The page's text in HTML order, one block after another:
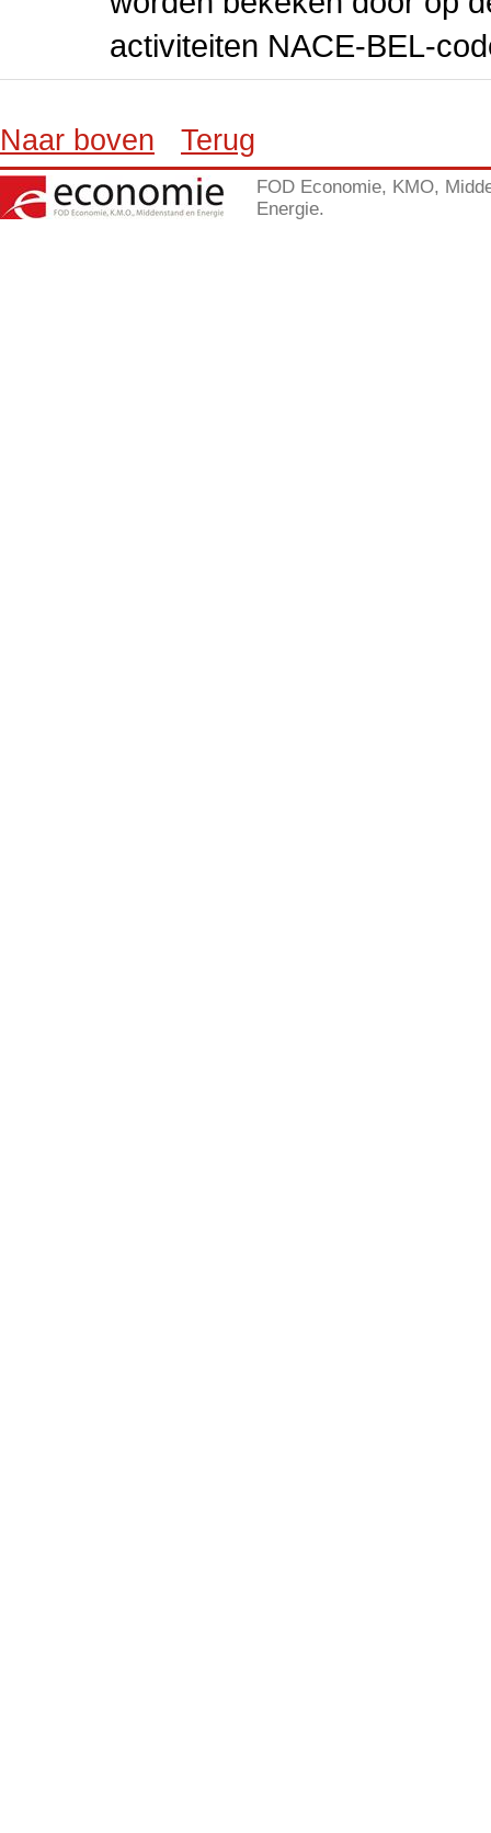
activiteiten NACE-BEL-
Naar boven Terug
FOD Economie, KMO,
Energie.